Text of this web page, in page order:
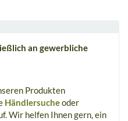
an gewerbliche
Produkten
Händlersucheoder
Wir helfen Ihnen gern, ein